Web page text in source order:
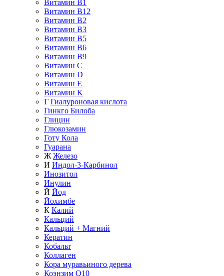
Витамин B1
Витамин B12
Витамин B2
Витамин B3
Витамин B5
Витамин B6
Витамин B9
Витамин C
Витамин D
Витамин E
Витамин K
Г Гиалуроновая кислота
Гинкго Билоба
Глицин
Глюкозамин
Готу Кола
Гуарана
Ж Железо
И Индол-3-Карбинол
Инозитол
Инулин
Й Йод
Йохимбе
К Калий
Кальций
Кальций + Магний
Кератин
Кобальт
Коллаген
Кора муравьиного дерева
Коэнзим Q10